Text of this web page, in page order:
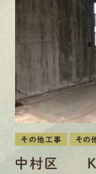
その他工事 その
中村区 K